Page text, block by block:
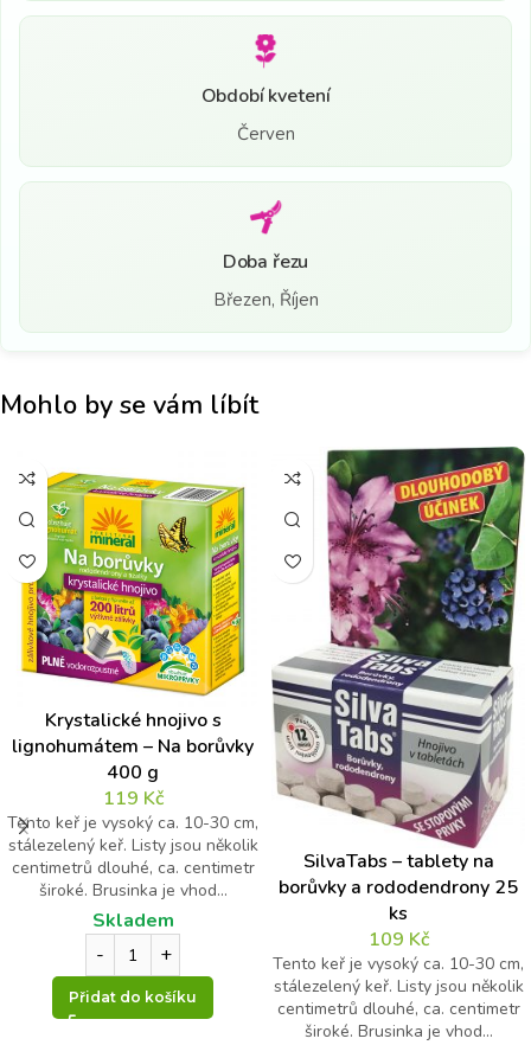
Období kvetení
Červen
Doba řezu
Březen, Říjen
Mohlo by se vám líbít
Krystalické hnojivo s
lignohumátem – Na borůvky
400 g
119 Kč
Tento keř je vysoký ca. 10-30 cm,
stálezelený keř. Listy jsou několik
centimetrů dlouhé, ca. centimetr
široké. Brusinka je vhod...
Skladem
Přidat do košíku
SilvaTabs – tablety na
borůvky a rododendrony 25
ks
109 Kč
Tento keř je vysoký ca. 10-30 cm,
stálezelený keř. Listy jsou několik
centimetrů dlouhé, ca. centimetr
široké. Brusinka je vhod...